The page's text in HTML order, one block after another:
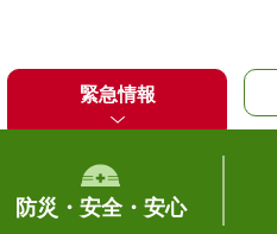
緊急情報
防災・安全・安心